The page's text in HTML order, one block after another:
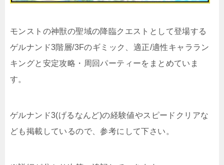
モンストの神獣の聖域の降臨クエストとして登場する
ゲルナンド3階層/3Fのギミック、適正/適性キャララン
キングと安定攻略・周回パーティーをまとめていま
す。
ゲルナンド3(げるなんど)の経験値やスピードクリアな
ども掲載しているので、参考にして下さい。